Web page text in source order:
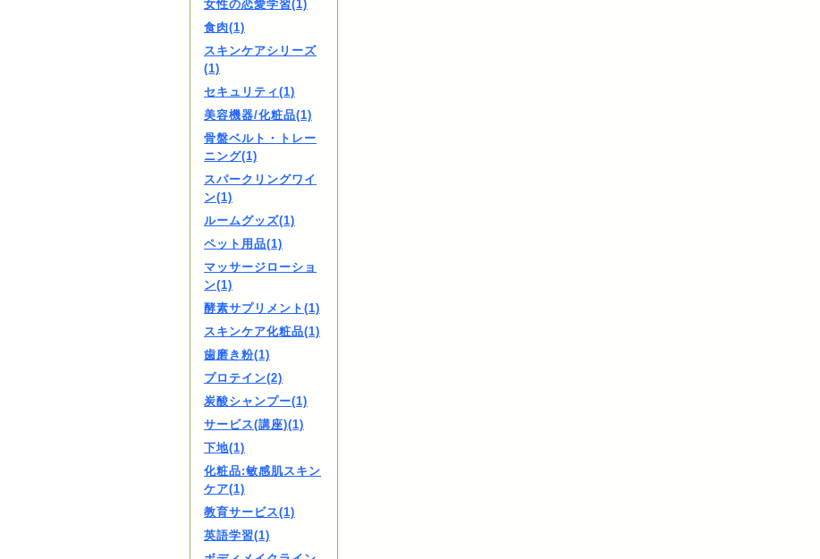
女性の恋愛学習(1)
食肉(1)
スキンケアシリーズ
(1)
セキュリティ(1)
美容機器/化粧品(1)
骨盤ベルト・トレー
ニング(1)
スパークリングワイ
ン(1)
ルームグッズ(1)
ペット用品(1)
マッサージローショ
ン(1)
酵素サプリメント(1)
スキンケア化粧品(1)
歯磨き粉(1)
プロテイン(2)
炭酸シャンプー(1)
サービス(講座)(1)
下地(1)
化粧品:敏感肌スキン
ケア(1)
教育サービス(1)
英語学習(1)